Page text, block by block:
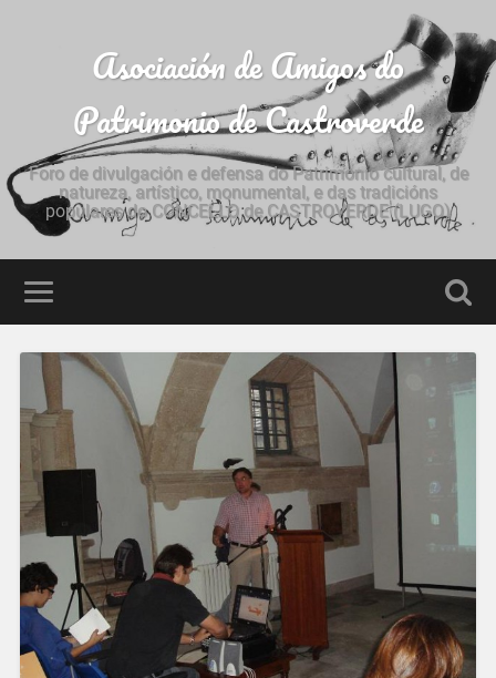
Asociación de Amigos do
Patrimonio de Castroverde
Foro de divulgación e defensa do Patrimonio cultural, de
natureza, artístico, monumental, e das tradicións
populares do CONCELLO de CASTROVERDE (LUGO)